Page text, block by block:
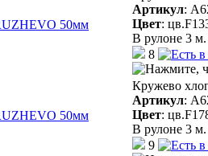
Артикул:
Цвет:
В рулоне 3 м.
8
Кружево
Артикул:
Цвет:
В рулоне 3 м.
9